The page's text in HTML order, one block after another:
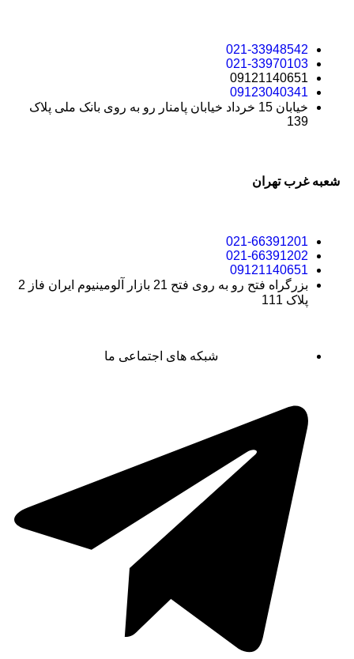
021-33948542
021-33970103
09121140651
09123040341
خیابان 15 خرداد خیابان پامنار رو به روی بانک ملی پلاک
139
شعبه غرب تهران
021-66391201
021-66391202
09121140651
بزرگراه فتح رو به روی فتح 21 بازار آلومینیوم ایران فاز 2
پلاک 111
شبکه های اجتماعی ما